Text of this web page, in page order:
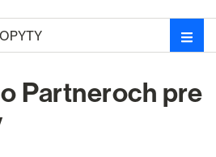
Partneroch pre